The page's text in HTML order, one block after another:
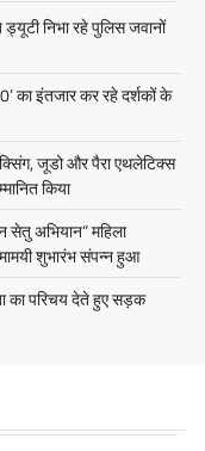
निभा रहे पुलिस जवानों
का इंतजार कर रहे दर्शकों के
जूडो और पैरा एथलेटिक्स
किया
सेतु अभियान” महिला
शुभारंभ संपन्न हुआ
का परिचय देते हुए सड़क